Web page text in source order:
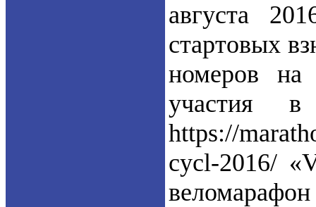
августа
стартовых
номеров на
участия в
https://
cycl-2016/